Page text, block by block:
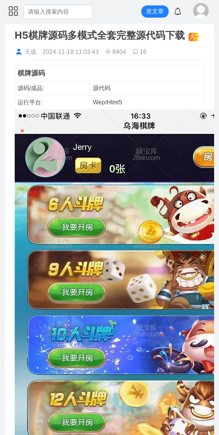
发文章
H5棋牌源码多模式全套完整源代码下载 火
天成 2024-11-18 11:03:43 8404 16
棋牌源码
源码/成品: 源代码
运行平台: Wep/Html5